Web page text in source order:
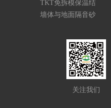
TKT免拆模保温结
构一体化
墙体与地面隔音砂
关注我们